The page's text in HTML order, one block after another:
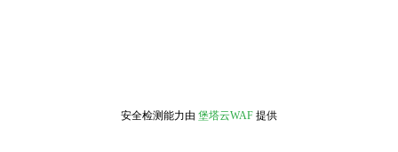
安全检测能力由 堡塔云WAF 提供